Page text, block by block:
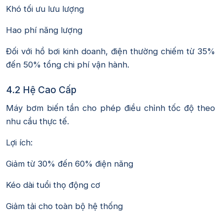
Khó tối ưu lưu lượng
Hao phí năng lượng
Đối với hồ bơi kinh doanh, điện thường chiếm từ 35%
đến 50% tổng chi phí vận hành.
4.2 Hệ Cao Cấp
Máy bơm biến tần cho phép điều chỉnh tốc độ theo
nhu cầu thực tế.
Lợi ích:
Giảm từ 30% đến 60% điện năng
Kéo dài tuổi thọ động cơ
Giảm tải cho toàn bộ hệ thống